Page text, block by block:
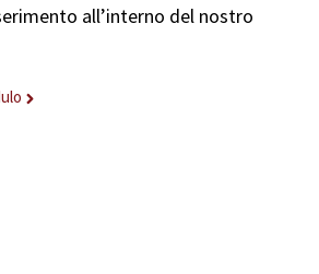
all’interno del nostro